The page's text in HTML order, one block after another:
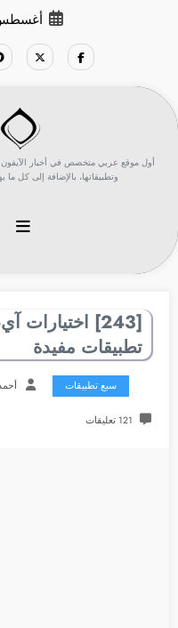
أغسطس 9,
أول موقع عربي متخصص في أخبار الآيفون
وتطبيقاتها، بالإضافة إلى كل ما
[243]
تطبيقات مفيدة
سبع تطبيقات
121 تعليقات